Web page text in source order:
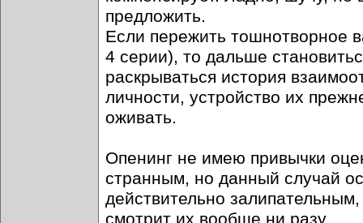
предложить.
Если пережить тошнотворное
4 серии), то дальше
раскрываться история
личности, устройство их
оживать.
Опенинг не имею привычки
странным, но данный случай
действительно